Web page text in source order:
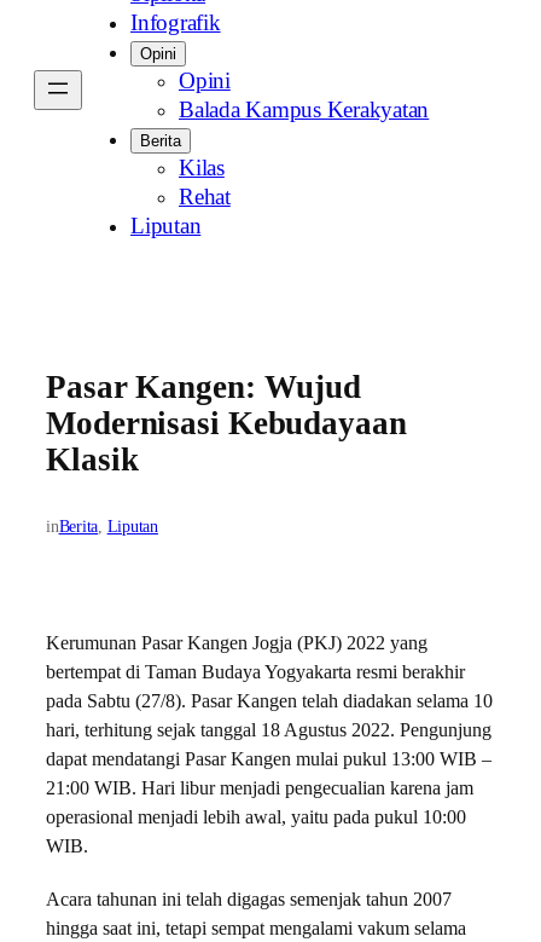
Infografik
Opini
Opini
Balada Kampus Kerakyatan
Berita
Kilas
Rehat
Liputan
Pasar Kangen: Wujud
Modernisasi Kebudayaan
Klasik
inBerita, Liputan
Kerumunan Pasar Kangen Jogja (PKJ) 2022 yang
bertempat di Taman Budaya Yogyakarta resmi berakhir
pada Sabtu (27/8). Pasar Kangen telah diadakan selama 10
hari, terhitung sejak tanggal 18 Agustus 2022. Pengunjung
dapat mendatangi Pasar Kangen mulai pukul 13:00 WIB –
21:00 WIB. Hari libur menjadi pengecualian karena jam
operasional menjadi lebih awal, yaitu pada pukul 10:00
WIB.
Acara tahunan ini telah digagas semenjak tahun 2007
hingga saat ini, tetapi sempat mengalami vakum selama